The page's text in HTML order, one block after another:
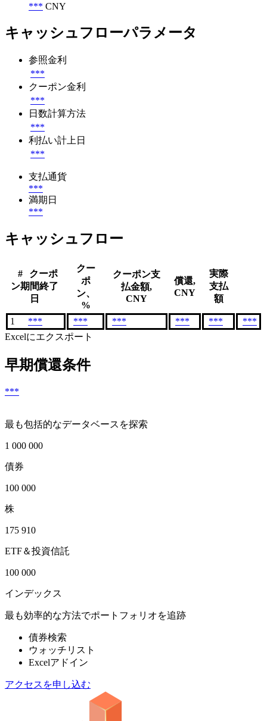
*** CNY
キャッシュフローパラメータ
参照金利
***
クーポン金利
***
日数計算方法
***
利払い計上日
***
支払通貨
***
満期日
***
キャッシュフロー
#
クーポ
ン期間終了
日
クー
ポ
ン、
%
クーポン支
払金額,
CNY
償還,
CNY
実際
支払
額
1 *** *** *** *** ***
***
Excelにエクスポート
早期償還条件
***
最も包括的なデータベースを探索
1 000 000
債券
100 000
株
175 910
ETF＆投資信託
100 000
インデックス
最も効率的な方法でポートフォリオを追跡
債券検索
ウォッチリスト
Excelアドイン
アクセスを申し込む